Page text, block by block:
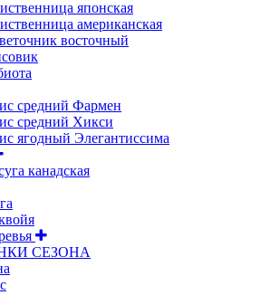
японская
американская
восточный
средний Фармен
средний Хикси
ягодный Элегантиссима
канадская
СЕЗОНА